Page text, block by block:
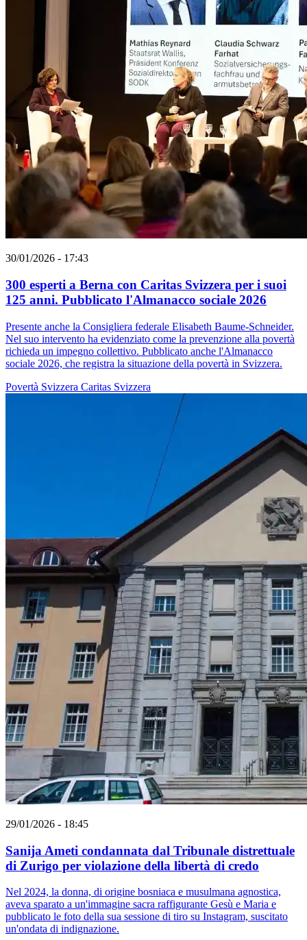
30/01/2026 - 17:43
300 esperti a Berna con Caritas Svizzera per i suoi
125 anni. Pubblicato l'Almanacco sociale 2026
Presente anche la Consigliera federale Elisabeth Baume-Schneider.
Nel suo intervento ha evidenziato come la prevenzione alla povertà
richieda un impegno collettivo. Pubblicato anche l'Almanacco
sociale 2026, che registra la situazione della povertà in Svizzera.
Povertà Svizzera Caritas Svizzera
29/01/2026 - 18:45
Sanija Ameti condannata dal Tribunale distrettuale
di Zurigo per violazione della libertà di credo
Nel 2024, la donna, di origine bosniaca e musulmana agnostica,
aveva sparato a un'immagine sacra raffigurante Gesù e Maria e
pubblicato le foto della sua sessione di tiro su Instagram, suscitato
un'ondata di indignazione.